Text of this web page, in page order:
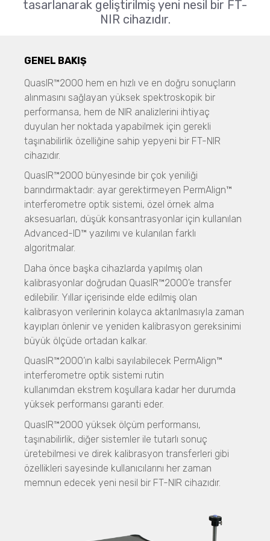
Nano Partikül ve Zeta Potansiyel Analizi
STABINO ZETA
Disperse Partikül Yüzey Alanı Analizi
Magnometer XRS
Aerodinamik Partikül Boyut Analizi
TSI 3321
Kademeli İmpaktörler
Görüntüleme
Micro CT / Nano CT
N60 micro-CT
N70 micro-CT
N90 nano-CT
SEM, Taramalı Elektron Mikroskobu
NANOS
Stabilite ve Raf Ömrü
TURBISCAN LAB
TURBISCAN TRILAB
TURBISCAN TOWER
TURBISCAN DNS
TURBISCAN AGS
TURBISCAN OIL Serisi
DLS Teknolojisi
Nanotrac Wave II
Zeta Akış Potansiyeli
Eldiven Bütünlük Testleri
NANOS
Micro CT 3D Görüntüleme
N60 micro-CT
N70 micro-CT
N80 micro-CT
N90 nano-CT
Boya ve Kaplama
Partikül Boyut Analizi
SYNC
S3500
BLUEWAVE
Aerotrac II
Nanotrac Wave II
NANOTRAC FLEX
Partikül Boyut ve Şekil Analizi
CAMSIZER X2
CAMSIZER 3D
CAMSIZER S1
CAMSIZER XL
SYNC
SEM ile Görüntüleme
NANOS
Micro CT 3D Görüntüleme
N60 micro-CT
N70 micro-CT
N80 micro-CT
N90 nano-CT
Sprey Analizleri
Sıvı Patlayıcı Tespit Cihazı
Flow Sciences
Biyogüvenlik Kabinleri
ETA, EHA, END, EVP, FAF Serileri
Galaxy Scientific
FT-NIR Cihazları
NF2000
QuasIR™2000
QuasIR™ 3000
QuasIR™ 4000
Mageleka
Disperse Partikül Yüzey Alanı Analizi
Magnometer XRS
Microtrac
Partikül Boyut Analiz Cihazları
SYNC
S3500
Aerotrac II
Nanotrac Wave II
NANOTRAC FLEX
CAMSIZER X2
CAMSIZER 3D
CAMSIZER S1
CAMSIZER XL
SYNC
TURBISCAN TRILAB
tasarlanarak geliştirilmiş yeni nesil bir FT-
NIR cihazıdır.
GENEL BAKIŞ
QuasIR™2000 hem en hızlı ve en doğru sonuçların
alınmasını sağlayan yüksek spektroskopik bir
performansa, hem de NIR analizlerini ihtiyaç
duyulan her noktada yapabilmek için gerekli
taşınabilirlik özelliğine sahip yepyeni bir FT-NIR
cihazıdır.
QuasIR™2000 bünyesinde bir çok yeniliği
barındırmaktadır: ayar gerektirmeyen PermAlign™
interferometre optik sistemi, özel örnek alma
aksesuarları, düşük konsantrasyonlar için kullanılan
Advanced-ID™ yazılımı ve kulanılan farklı
algoritmalar.
Daha önce başka cihazlarda yapılmış olan
kalibrasyonlar doğrudan QuasIR™2000'e transfer
edilebilir. Yıllar içerisinde elde edilmiş olan
kalibrasyon verilerinin kolayca aktarılmasıyla zaman
kayıpları önlenir ve yeniden kalibrasyon gereksinimi
büyük ölçüde ortadan kalkar.
QuasIR™2000’ın kalbi sayılabilecek PermAlign™
interferometre optik sistemi rutin
kullanımdan ekstrem koşullara kadar her durumda
yüksek performansı garanti eder.
QuasIR™2000 yüksek ölçüm performansı,
taşınabilirlik, diğer sistemler ile tutarlı sonuç
üretebilmesi ve direk kalibrasyon transferleri gibi
özellikleri sayesinde kullanıcılarını her zaman
memnun edecek yeni nesil bir FT-NIR cihazıdır.